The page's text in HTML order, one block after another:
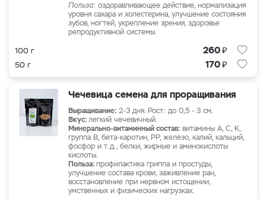
Польза: оздоравливающее действие, нормализация
уровня сахара и холестерина, улучшение состояния
зубов, ногтей, укрепление зрения, здоровье
репродуктивной системы.
100 г 260₽
50 г 170₽
Чечевица семена для проращивания
Выращивание: 2-3 дня. Рост: до 0,5 - 3 см.
Вкус:легкий чечевичный.
Минерально-витаминный состав: витамины А, С, К,
группа В, бета-каротин, PP, железо, калий, кальций,
фосфор и т.д., белки, жирные и аминокислоты
кислоты.
Польза:профилактика гриппа и простуды,
улучшение состава крови, заживление ран,
восстановление при нервном истощении,
умственных и физических нагрузках.